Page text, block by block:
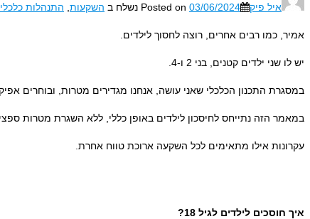
איל פיק Posted on 03/06/2024 נשלח ב השקעות התנהלות
אמיר, כמו רבים אחרים, רוצה לחסוך לילדים.
יש לו שני ילדים קטנים, בני 2 ו-4.
במסגרת התכנון הכלכלי שאני עושה, אנחנו מגדירים מטרות, ובוחרים
במאמר הזה נתייחס לחיסכון לילדים באופן כללי, ללא השגרת מטרות
עקרונות אילו מתאימים לכל השקעה ארוכת טווח אחרת.
איך חוסכים לילדים לגיל 18?